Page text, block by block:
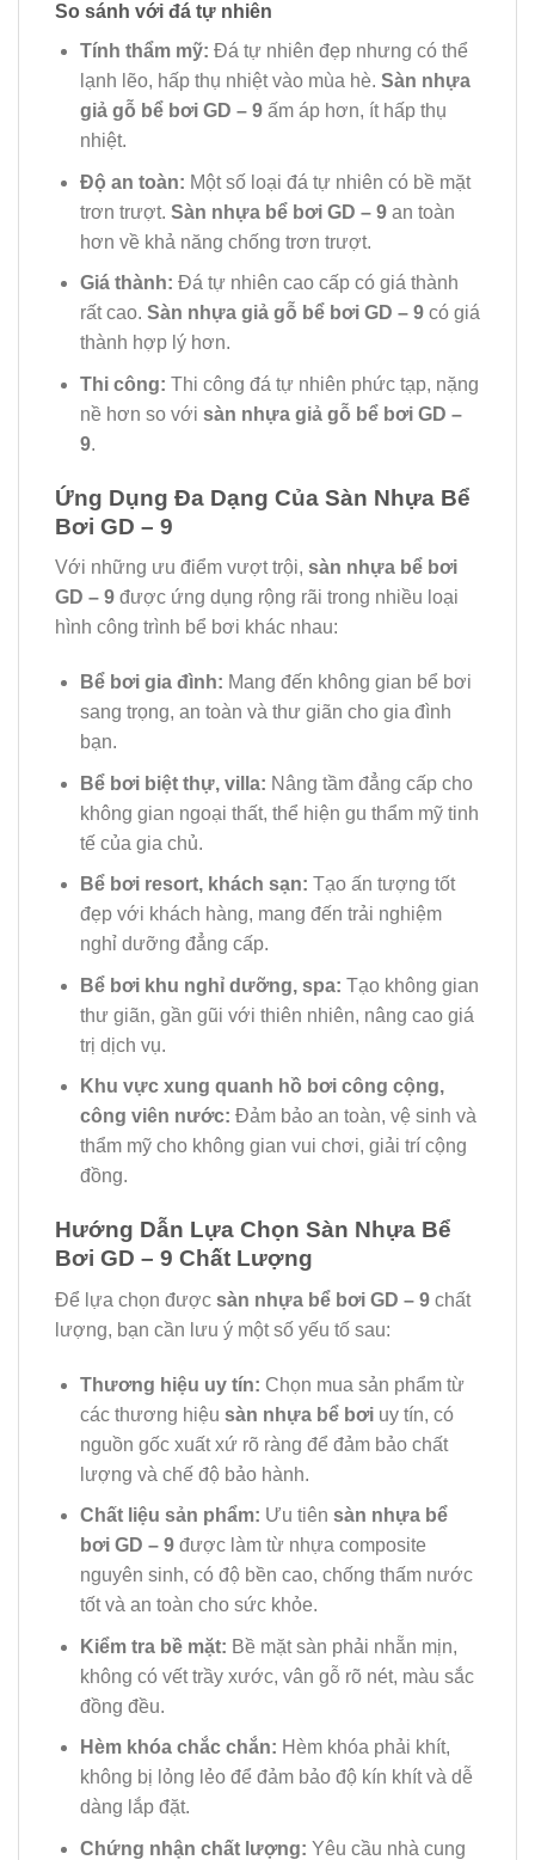
So sánh với đá tự nhiên
Tính thẩm mỹ: Đá tự nhiên đẹp nhưng có thể
lạnh lẽo, hấp thụ nhiệt vào mùa hè. Sàn nhựa
giả gỗ bể bơi GD – 9ấm áp hơn, ít hấp thụ
nhiệt.
Độ an toàn: Một số loại đá tự nhiên có bề mặt
trơn trượt. Sàn nhựa bể bơi GD – 9an toàn
hơn về khả năng chống trơn trượt.
Giá thành: Đá tự nhiên cao cấp có giá thành
rất cao. Sàn nhựa giả gỗ bể bơi GD – 9có giá
thành hợp lý hơn.
Thi công: Thi công đá tự nhiên phức tạp, nặng
nề hơn so với sàn nhựa giả gỗ bể bơi GD –
9.
Ứng Dụng Đa Dạng Của Sàn Nhựa Bể
Bơi GD – 9
Với những ưu điểm vượt trội, sàn nhựa bể bơi
GD – 9 được ứng dụng rộng rãi trong nhiều loại
hình công trình bể bơi khác nhau:
Bể bơi gia đình: Mang đến không gian bể bơi
sang trọng, an toàn và thư giãn cho gia đình
bạn.
Bể bơi biệt thự, villa: Nâng tầm đẳng cấp cho
không gian ngoại thất, thể hiện gu thẩm mỹ tinh
tế của gia chủ.
Bể bơi resort, khách sạn: Tạo ấn tượng tốt
đẹp với khách hàng, mang đến trải nghiệm
nghỉ dưỡng đẳng cấp.
Bể bơi khu nghỉ dưỡng, spa: Tạo không gian
thư giãn, gần gũi với thiên nhiên, nâng cao giá
trị dịch vụ.
Khu vực xung quanh hồ bơi công cộng,
công viên nước: Đảm bảo an toàn, vệ sinh và
thẩm mỹ cho không gian vui chơi, giải trí cộng
đồng.
Hướng Dẫn Lựa Chọn Sàn Nhựa Bể
Bơi GD – 9 Chất Lượng
Để lựa chọn được sàn nhựa bể bơi GD – 9 chất
lượng, bạn cần lưu ý một số yếu tố sau:
Thương hiệu uy tín: Chọn mua sản phẩm từ
các thương hiệu sàn nhựa bể bơiuy tín, có
nguồn gốc xuất xứ rõ ràng để đảm bảo chất
lượng và chế độ bảo hành.
Chất liệu sản phẩm: Ưu tiên sàn nhựa bể
bơi GD – 9được làm từ nhựa composite
nguyên sinh, có độ bền cao, chống thấm nước
tốt và an toàn cho sức khỏe.
Kiểm tra bề mặt: Bề mặt sàn phải nhẵn mịn,
không có vết trầy xước, vân gỗ rõ nét, màu sắc
đồng đều.
Hèm khóa chắc chắn: Hèm khóa phải khít,
không bị lỏng lẻo để đảm bảo độ kín khít và dễ
dàng lắp đặt.
Chứng nhận chất lượng: Yêu cầu nhà cung